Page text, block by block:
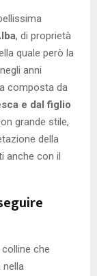
, di proprietà
quale però la
anni
composta da
e dal figlio
grande stile,
della
anche con il
che